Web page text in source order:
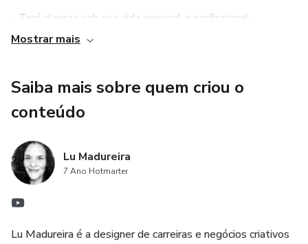
- Terá clareza sob sua vida pessoal e profissional;
- Melhora na sua organização e capacidade de foco;
- Saberá minimizar os riscos;
- Entenderá como se posicionar profissionalmente no
Mostrar mais
Saiba mais sobre quem criou o
conteúdo
Lu Madureira
7 Ano Hotmarter
Lu Madureira é a designer de carreiras e negócios criativos